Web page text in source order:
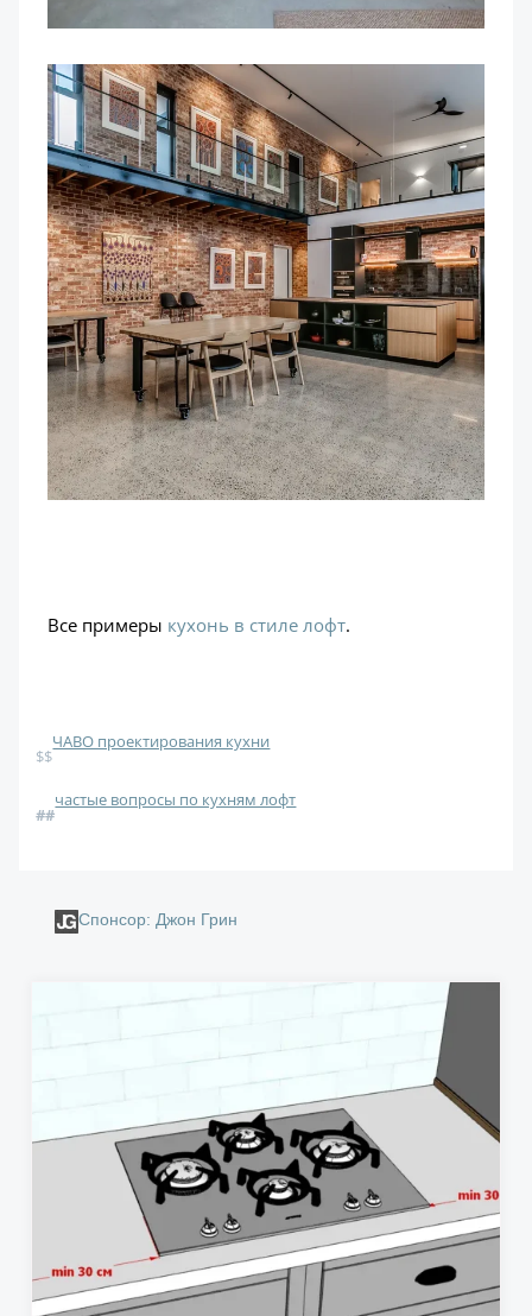
Все примеры кухонь в стиле лофт.
$$
ЧАВО проектирования кухни
##
частые вопросы по кухням лофт
Спонсор: Джон Грин